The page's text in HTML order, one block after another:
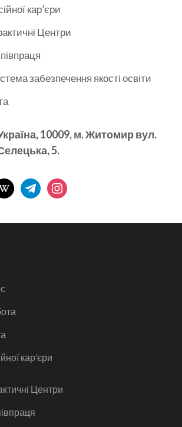
кар’єри
Центри
забезпечення якості освіти
10009, м.Житомир вул.
5.
telegraminstagram
кар’єри
Центри